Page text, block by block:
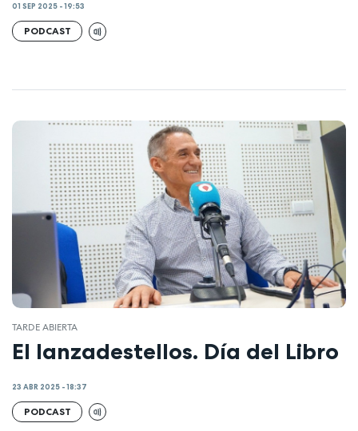
01 SEP 2025 - 19:53
PODCAST
TARDE ABIERTA
El lanzadestellos. Día del Libro
23 ABR 2025 - 18:37
PODCAST